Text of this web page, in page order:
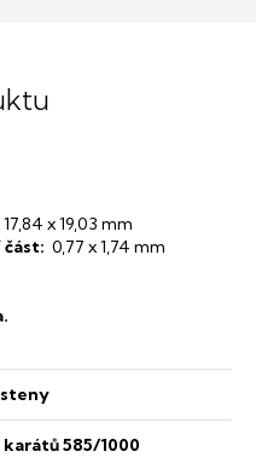
17,84 x 19,03 mm
0,77 x 1,74 mm
karátů 585/1000